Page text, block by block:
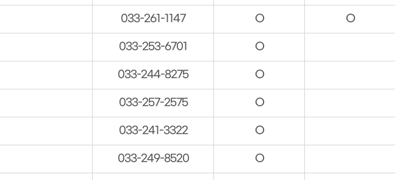
033-261-1147 O O
033-253-6701 O
033-244-8275 O
033-257-2575 O
033-241-3322 O
033-249-8520 O